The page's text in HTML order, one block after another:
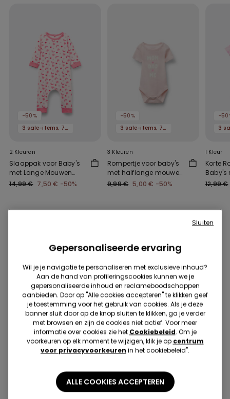
-50%
3 sale-items, 70% korting
2 Kleuren
Slaappak voor Baby's
met Lange Mouwen
van 100% Katoen
14,99 € 7,50 € -50%
-50%
3 sale-items, 70% korting
3 Kleuren
Rompertje voor baby's
met halflange mouwen
in 100% katoen met
9,99 € 5,00 € -50%
-
1 Kleur
Korte
Baby's
12,99 €
Gerecycleerde microvezel
-50%
3 sale-items, 70% korting
Gepersonaliseerde ervaring
Wil je je navigatie te personaliseren met exclusieve inhoud?
Aan de hand van profileringscookies kunnen we je
gepersonaliseerde inhoud en reclameboodschappen
aanbieden. Door op "Alle cookies accepteren" te klikken geef
je toestemming voor het gebruik van cookies. Als je deze
banner sluit door op de knop sluiten te klikken, ga je verder
met browsen en zijn de cookies niet actief. Voor meer
informatie over cookies zie het Cookiebeleid. Om je
voorkeuren op elk moment te wijzigen, klik je op centrum
voor privacyvoorkeuren in het cookiebeleid".
ALLE COOKIES ACCEPTEREN
Sluiten